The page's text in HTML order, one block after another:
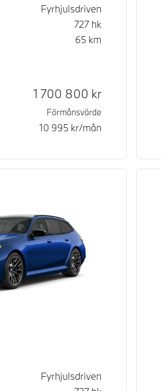
Fyrhjulsdriven
727 hk
65 km
Kontantpris
1 700 800 kr
Förmånsvärde
10 995 kr/mån
Fyrhjulsdriven